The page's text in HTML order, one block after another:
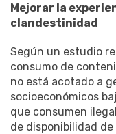
Mejorar la
clandestinidad
Según un estudio
consumo de
no está acotado a
socioeconómicos
que consumen
de disponibilidad